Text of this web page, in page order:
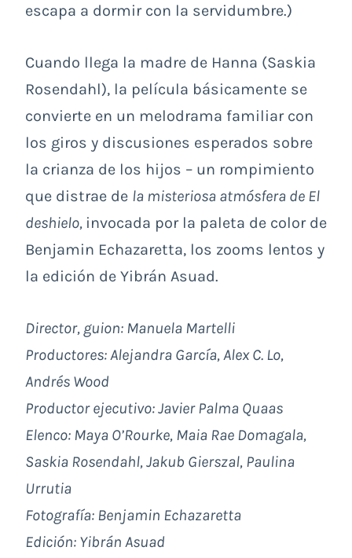
escapa a dormir con la servidumbre.)
Cuando llega la madre de Hanna (Saskia
Rosendahl), la película básicamente se
convierte en un melodrama familiar con
los giros y discusiones esperados sobre
la crianza de los hijos – un rompimiento
que distrae de la misteriosa atmósfera de El
deshielo, invocada por la paleta de color de
Benjamin Echazaretta, los zooms lentos y
la edición de Yibrán Asuad.
Director, guion: Manuela Martelli
Productores: Alejandra García, Alex C. Lo,
Andrés Wood
Productor ejecutivo: Javier Palma Quaas
Elenco: Maya O’Rourke, Maia Rae Domagala,
Saskia Rosendahl, Jakub Gierszal, Paulina
Urrutia
Fotografía: Benjamin Echazaretta
Edición: Yibrán Asuad